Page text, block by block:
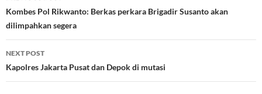
navigation
Kombes Pol Rikwanto: Berkas perkara Brigadir Susanto akan
dilimpahkan segera
NEXT POST
Kapolres Jakarta Pusat dan Depok di mutasi